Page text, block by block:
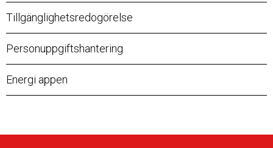
Tillgänglighetsredogörelse
Personuppgiftshantering
Energi appen